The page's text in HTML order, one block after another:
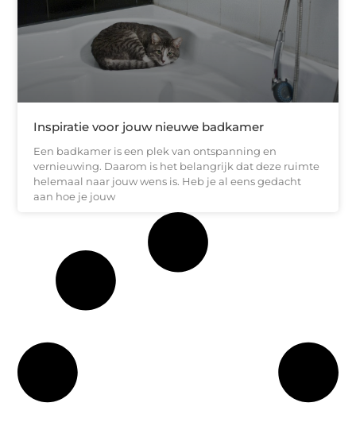
Inspiratie voor jouw nieuwe badkamer
Een badkamer is een plek van ontspanning en
vernieuwing. Daarom is het belangrijk dat deze ruimte
helemaal naar jouw wens is. Heb je al eens gedacht
aan hoe je jouw